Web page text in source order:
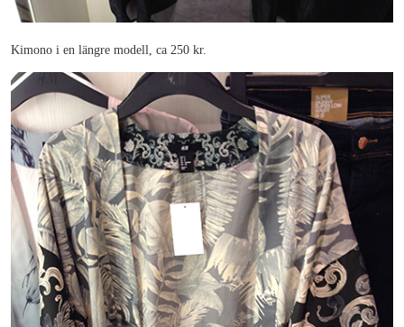
Kimono i en längre modell, ca 250 kr.